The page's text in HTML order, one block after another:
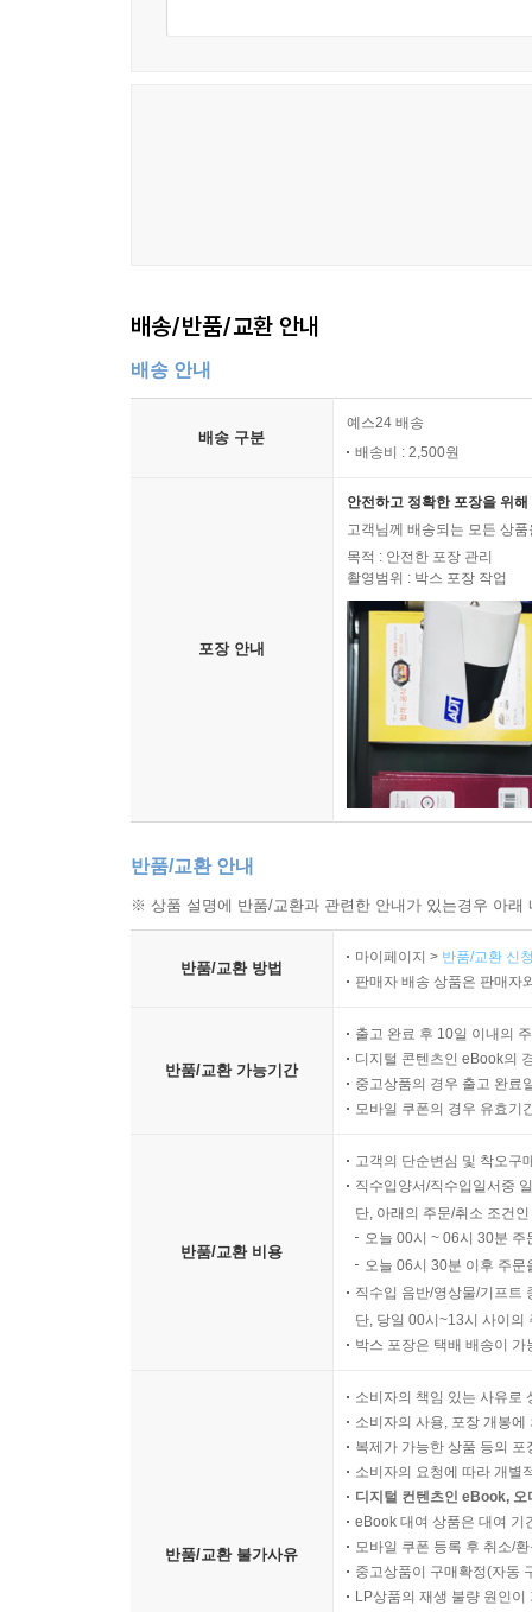
1심에서 법원은 그를 살인범으로 지목했다. 하지
만 대법원에서 판결은 뒤집어졌다. 대법원은 검찰
하다고 판단했다. 백 씨가 무죄라는 취지가 아니
이어질 차례다. 어쩌면 사건은 영영 미궁에 빠질
2010년 크리스마스를 3일 앞둔 날 새벽 1시께 한
에 죽은 쥐로 보이는 검은 물체가 들어 있는 모습
증이 놓여 있었다. 새벽에 올라온 사진 다섯 장에
그의 행동은 결국 며칠 만에 자작극으로 판명이
‘뚜레쥬르’를 운영하고 있는 35세 남성이었다. 쥐
범죄였다. 김 씨는 제빵사였다. “직접 빵집을 운
침이 떨어졌다. 본사가 리모델링을 요구할 경우
존폐를 결정지을 법한 날이 다가오고 있었다. 12
씨는 마음이 바빴다.
달콤한 빵을 둘러싼 씁쓸하고 살벌한 ‘빵집 전쟁
를 위해 치열한 대리전을 치르고 있는 형국이다.
배송/반품/교환 안내
배송 안내
배송 구분
예스24 배송
배송비 : 2,500원
포장 안내
안전하고 정확한 포장을 위
고객님께 배송되는 모든 상
목적 : 안전한 포장 관리
촬영범위 : 박스 포장 작업
반품/교환 안내
※ 상품 설명에 반품/교환과 관련한 안내가 있는경우 아
반품/교환 방법
마이페이지 > 반품/교환 신
판매자 배송 상품은 판매자
반품/교환 가능기간
출고 완료 후 10일 이내의
디지털 콘텐츠인 eBook의
중고상품의 경우 출고 완료
모바일 쿠폰의 경우 유효기
반품/교환 비용
고객의 단순변심 및 착오구
직수입양서/직수입일서중
단, 아래의 주문/취소 조건
오늘 00시 ~ 06시 30분
오늘 06시 30분 이후 주
직수입 음반/영상물/기프트
단, 당일 00시~13시 사이의
박스 포장은 택배 배송이
반품/교환 불가사유
소비자의 책임 있는 사유로
소비자의 사용, 포장 개봉
복제가 가능한 상품 등의
소비자의 요청에 따라 개별
디지털 컨텐츠인 eBook,
eBook 대여 상품은 대여 기
모바일 쿠폰 등록 후 취소/
중고상품이 구매확정(자동
LP상품의 재생 불량 원인